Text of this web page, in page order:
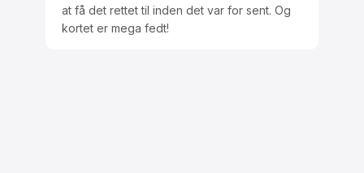
at få det rettet til inden det var for sent. Og
kortet er mega fedt!